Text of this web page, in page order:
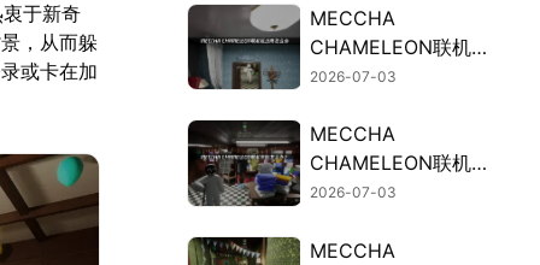
于新奇
，从而躲
或卡在加
MECCHA
CHAMELEON联机延
迟高的原因及加速解
2026-07-03
MECCHA
CHAMELEON联机失
败的原因与高效解决
2026-07-03
MECCHA